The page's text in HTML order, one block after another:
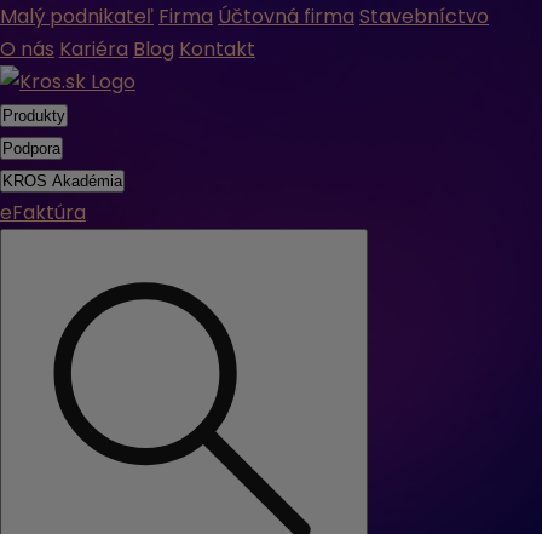
Malý podnikateľ Firma Účtovná firma Stavebníctvo
O nás Kariéra Blog Kontakt
Produkty
Podpora
KROS Akadémia
eFaktúra